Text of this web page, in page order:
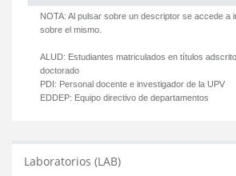
NOTA: Al pulsar sobre un descriptor se accede a
sobre el mismo.
ALUD: Estudiantes matriculados en títulos
doctorado
PDI: Personal docente e investigador de la UPV
EDDEP: Equipo directivo de departamentos
Laboratorios (LAB)